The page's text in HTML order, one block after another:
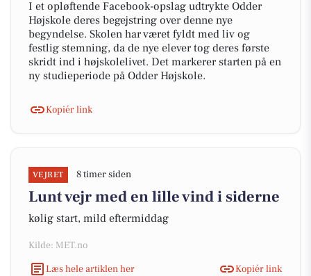
I et opløftende Facebook-opslag udtrykte Odder
Højskole deres begejstring over denne nye
begyndelse. Skolen har været fyldt med liv og
festlig stemning, da de nye elever tog deres første
skridt ind i højskolelivet. Det markerer starten på en
ny studieperiode på Odder Højskole.
Kopiér link
VEJRET 8 timer siden
Lunt vejr med en lille vind i siderne
kølig start, mild eftermiddag
Kilde: MET.no
Læs hele artiklen her
Kopiér link